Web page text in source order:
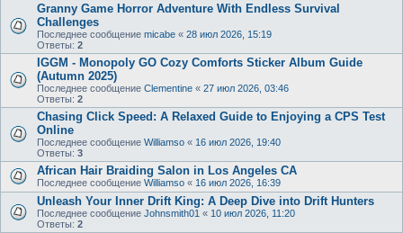
Granny Game Horror Adventure With Endless Survival
Challenges
Последнее сообщение micabe « 28 июл 2026, 15:19
Ответы: 2
IGGM - Monopoly GO Cozy Comforts Sticker Album Guide
(Autumn 2025)
Последнее сообщение Clementine « 27 июл 2026, 03:46
Ответы: 2
Chasing Click Speed: A Relaxed Guide to Enjoying a CPS Test
Online
Последнее сообщение Williamso « 16 июл 2026, 19:40
Ответы: 3
African Hair Braiding Salon in Los Angeles CA
Последнее сообщение Williamso « 16 июл 2026, 16:39
Unleash Your Inner Drift King: A Deep Dive into Drift Hunters
Последнее сообщение Johnsmith01 « 10 июл 2026, 11:20
Ответы: 2